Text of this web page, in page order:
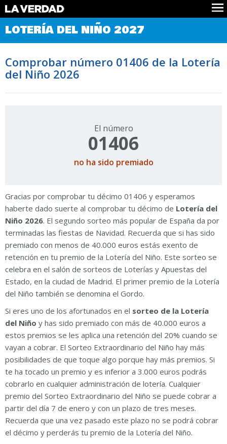
Comprobar Loteria del Niño
Premios
Noticias
Datos
Historia
LOTERÍA DEL NIÑO 2027
Comprobar número 01406 de la Lotería
del Niño 2026
El número
01406
no ha sido premiado
Gracias por comprobar tu décimo 01406 y esperamos
haberte dado suerte al comprobar tu décimo de Lotería del
Niño 2026. El segundo sorteo más popular de España da por
terminadas las fiestas de Navidad. Recuerda que si has sido
premiado con menos de 40.000 euros estás exento de
retención en tu premio de la Lotería del Niño. Este sorteo se
celebra en el salón de sorteos de Loterías y Apuestas del
Estado, en la ciudad de Madrid. El primer premio de la Lotería
del Niño también se denomina el Gordo.
Si eres uno de los afortunados en el sorteo de la Lotería
del Niño y has sido premiado con más de 40.000 euros a
estos premios se les aplica una retención del 20% cuando se
vayan a cobrar. El Sorteo Extraordinario del Niño hay más
posibilidades de que toque algo porque hay más premios. Si
te ha tocado un premio y es inferior a 3.000 euros podrás
cobrarlo en cualquier administración de lotería. Cualquier
premio del Sorteo Extraordinario del Niño se puede cobrar a
partir del día 7 de enero y con un plazo de tres meses.
Recuerda que una vez pasado este plazo no se podrá cobrar
el décimo y perderás tu premio de la Lotería del Niño.